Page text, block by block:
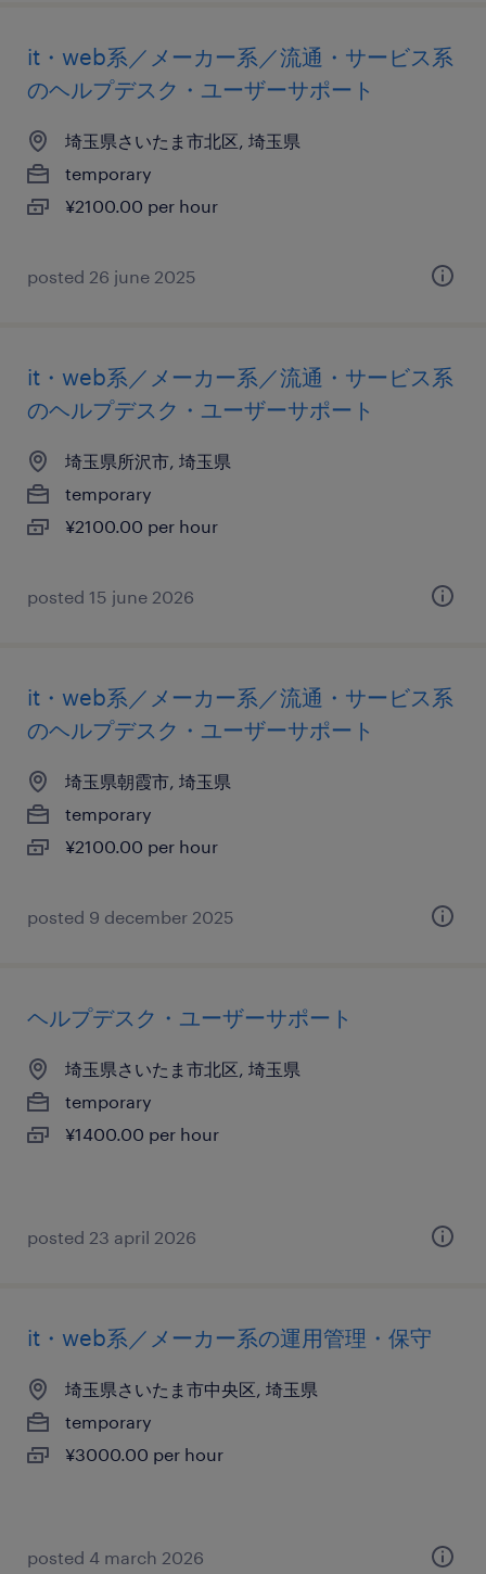
it・web系／メーカー系／流通・サービス系
のヘルプデスク・ユーザーサポート
埼玉県さいたま市北区, 埼玉県
temporary
¥2100.00 per hour
posted 26 june 2025
it・web系／メーカー系／流通・サービス系
のヘルプデスク・ユーザーサポート
埼玉県所沢市, 埼玉県
temporary
¥2100.00 per hour
posted 15 june 2026
it・web系／メーカー系／流通・サービス系
のヘルプデスク・ユーザーサポート
埼玉県朝霞市, 埼玉県
temporary
¥2100.00 per hour
posted 9 december 2025
ヘルプデスク・ユーザーサポート
埼玉県さいたま市北区, 埼玉県
temporary
¥1400.00 per hour
posted 23 april 2026
it・web系／メーカー系の運用管理・保守
埼玉県さいたま市中央区, 埼玉県
temporary
¥3000.00 per hour
posted 4 march 2026